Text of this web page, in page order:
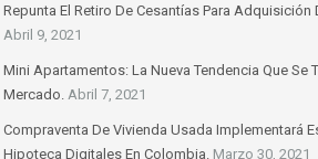
Repunta El Retiro De Cesantías Para Adquisición
Abril 9, 2021
Mini Apartamentos: La Nueva Tendencia Que Se
Mercado. Abril 7, 2021
Compraventa De Vivienda Usada Implementará
Hipoteca Digitales En Colombia. Marzo 30, 2021